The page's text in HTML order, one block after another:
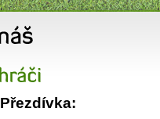
Přezdívka: